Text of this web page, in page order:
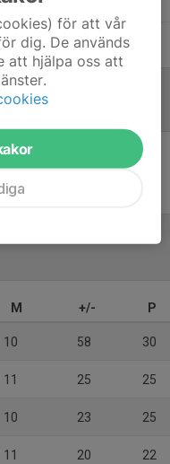
M +/- P
10 58 30
11 25 25
10 23 25
11 20 22
för att vår
dig. De används
att hjälpa oss att